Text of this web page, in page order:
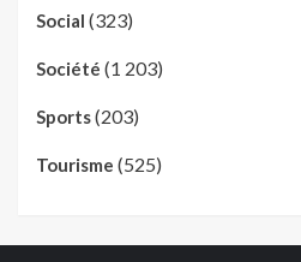
Social (323)
Société (1 203)
Sports(203)
Tourisme (525)